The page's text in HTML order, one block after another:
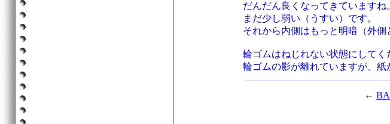
だんだん良くなってきていますね
まだ少し弱い（うすい）です。
それから内側はもっと明暗（外側
輪ゴムはねじれない状態にしてく
輪ゴムの影が離れていますが、紙
←